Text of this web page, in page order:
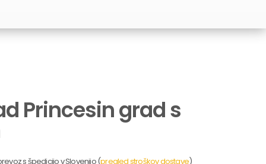
Princesin grad s
s špedicijo v Slovenijo (pregled stroškov dostave)